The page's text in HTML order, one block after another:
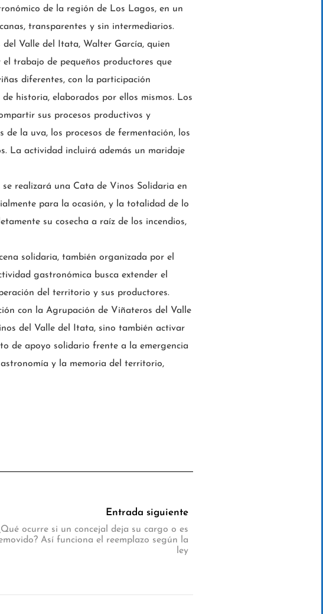
de la región de Los Lagos, en un
transparentes y sin intermediarios.
Valle del Itata, Walter García, quien
trabajo de pequeños productores que
diferentes, con la participación
historia, elaborados por ellos mismos. Los
sus procesos productivos y
de la uva, los procesos de fermentación, los
La actividad incluirá además un maridaje
realizará una Cata de Vinos Solidaria en
para la ocasión, y la totalidad de lo
su cosecha a raíz de los incendios,
solidaria, también organizada por el
gastronómica busca extender el
del territorio y sus productores.
con la Agrupación de Viñateros del Valle
del Valle del Itata, sino también activar
de apoyo solidario frente a la emergencia
y la memoria del territorio,
Entrada siguiente
ocurre si un concejal deja su cargo o es
Así funciona el reemplazo según la
ley